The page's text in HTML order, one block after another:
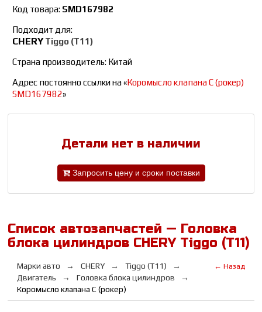
Код товара: SMD167982
Подходит для:
CHERY Tiggo (T11)
Страна производитель: Китай
Адрес постоянно ссылки на «Коромысло клапана С (рокер)
SMD167982»
Детали нет в наличии
Запросить цену и сроки поставки
Список автозапчастей — Головка
блока цилиндров CHERY Tiggo (T11)
Марки авто CHERY
Tiggo (T11)
Двигатель
Головка блока цилиндров
Коромысло клапана С (рокер)
← Назад